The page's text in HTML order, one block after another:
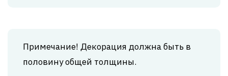
Примечание! Декорация должна быть в
половину общей толщины.